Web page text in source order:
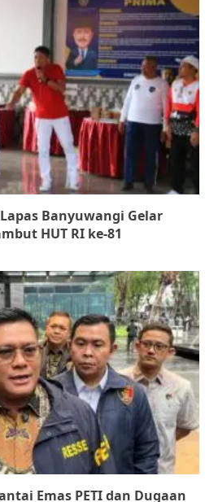
Banyuwangi Gelar
HUT RI ke-81
Emas PETI dan Dugaan